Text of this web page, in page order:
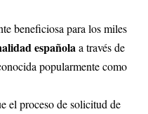
beneficiosa para los miles
españolaa través de
popularmente como
el proceso de solicitud de